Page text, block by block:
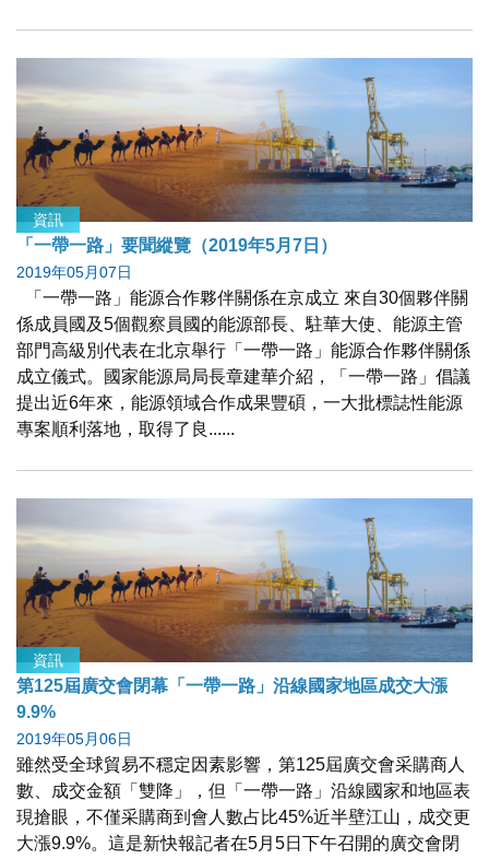
資訊
「一帶一路」要聞縱覽（2019年5月7日）
2019年05月07日
「一帶一路」能源合作夥伴關係在京成立 來自30個夥伴關
係成員國及5個觀察員國的能源部長、駐華大使、能源主管
部門高級別代表在北京舉行「一帶一路」能源合作夥伴關係
成立儀式。國家能源局局長章建華介紹，「一帶一路」倡議
提出近6年來，能源領域合作成果豐碩，一大批標誌性能源
專案順利落地，取得了良......
資訊
第125屆廣交會閉幕「一帶一路」沿線國家地區成交大漲
9.9%
2019年05月06日
雖然受全球貿易不穩定因素影響，第125屆廣交會采購商人
數、成交金額「雙降」，但「一帶一路」沿線國家和地區表
現搶眼，不僅采購商到會人數占比45%近半壁江山，成交更
大漲9.9%。這是新快報記者在5月5日下午召開的廣交會閉